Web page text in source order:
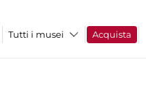
Tutti i musei Acquista